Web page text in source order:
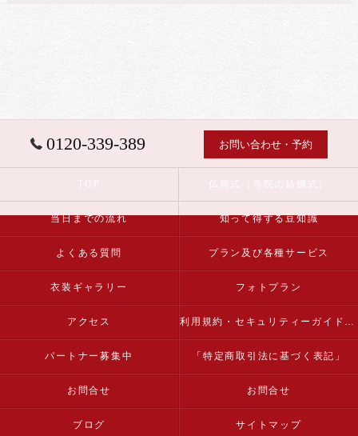
0120-339-389 お問い合わせ・予約
当日までの流れ 知って得する豆知識
よくある質問 プラン及び各種サービス
衣装ギャラリー フォトプラン
アクセス 利用規約・セキュリティーガイドライン
パートナー募集中 「特定商取引法に基づく表記」
お問合せ お問合せ
ブログ サイトマップ